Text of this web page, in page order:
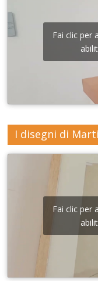
Fai clic per
I disegni di
Fai clic per